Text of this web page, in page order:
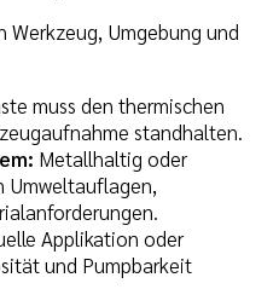
Werkzeug, Umgebung und
muss den thermischen
standhalten.
Metallhaltig oder
Umweltauflagen,
Applikation oder
und Pumpbarkeit